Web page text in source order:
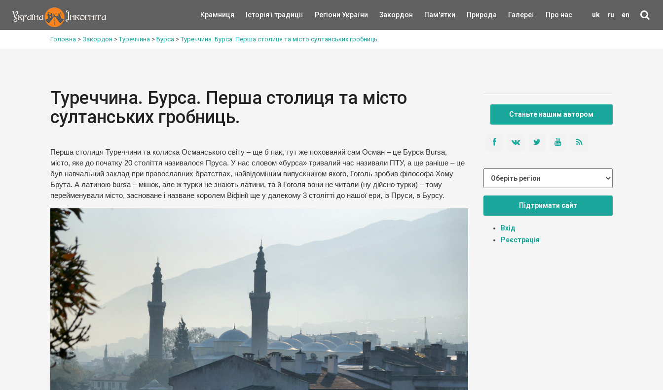
uk ru en
Крамниця Історія і традиції Регіони України Закордон Пам'ятки Природа Галереї Про нас
Головна > Закордон >Туреччина > Бурса >Туреччина. Бурса. Перша столиця та місто султанських гробниць.
Туреччина. Бурса. Перша столиця та місто
султанських гробниць.
Перша столиця Туреччини та колиска Османського світу – ще б пак, тут же похований сам Осман – це Бурса Bursa,
місто, яке до початку 20 століття називалося Пруса. У нас словом «бурса» тривалий час називали ПТУ, а ще раніше – це
був навчальний заклад при православних братствах, найвідомішим випускником якого, Гоголь зробив філософа Хому
Брута. А латиною bursa – мішок, але ж турки не знають латини, та й Гоголя вони не читали (ну дійсно турки) – тому
перейменували місто, засноване і назване королем Віфінії ще у далекому 3 столітті до нашої ери, із Пруси, в Бурсу.
Станьте нашим автором
Підтримати сайт
Вхід
Реєстрація